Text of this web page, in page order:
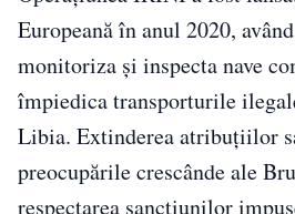
Europeană în anul 2020,
monitoriza și inspecta nave
împiedica transporturile
Libia. Extinderea atribuțiilor
preocupările crescânde ale
respectarea sancțiunilor